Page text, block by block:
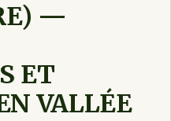
—
ET
VALLÉE